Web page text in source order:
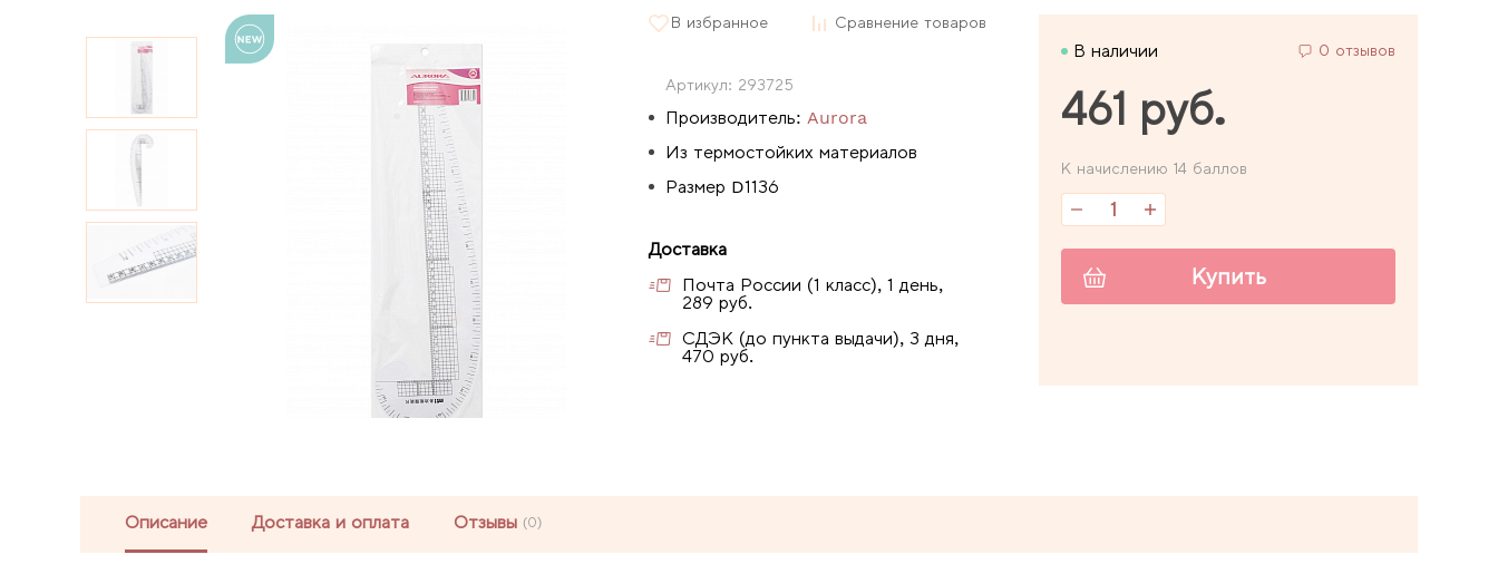
В избранное Сравнение товаров
Артикул: 293725
Производитель: Aurora
Из термостойких материалов
Размер D1136
Доставка
Почта России (1 класс), 1 день,
289 руб.
СДЭК (до пункта выдачи), 3 дня,
470 руб.
В наличии 0 отзывов
461 руб.
К начислению 14 баллов
Купить
Описание Доставка и оплата Отзывы (0)